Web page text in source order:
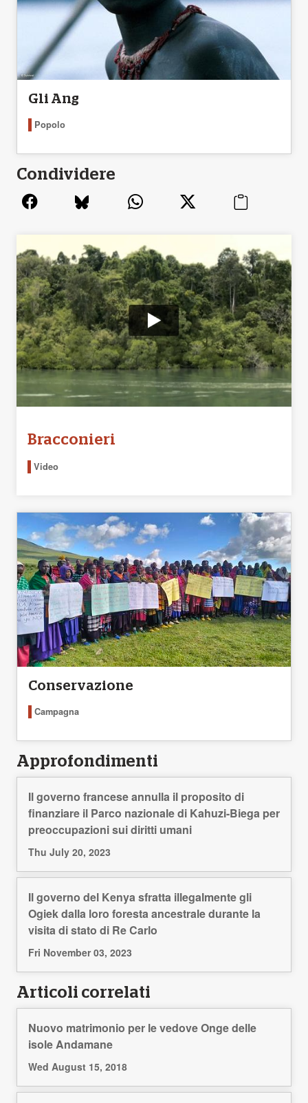
Gli Ang
Popolo
Condividere
Bracconieri
Video
Conservazione
Campagna
Approfondimenti
Il governo francese annulla il proposito di
finanziare il Parco nazionale di Kahuzi-Biega per
preoccupazioni sui diritti umani
Thu July 20, 2023
Il governo del Kenya sfratta illegalmente gli
Ogiek dalla loro foresta ancestrale durante la
visita di stato di Re Carlo
Fri November 03, 2023
Articoli correlati
Nuovo matrimonio per le vedove Onge delle
isole Andamane
Wed August 15, 2018